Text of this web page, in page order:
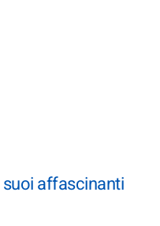
affascinanti